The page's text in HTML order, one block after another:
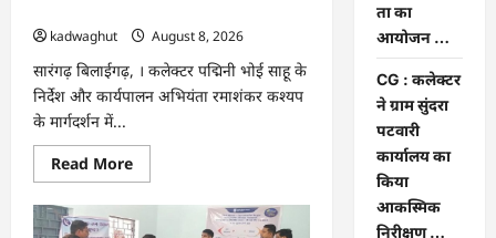
kadwaghut
August 8, 2026
सारंगढ़ बिलाईगढ़, । कलेक्टर पद्मिनी भोई साहू के
निर्देश और कार्यपालन अभियंता रमाशंकर कश्यप
के मार्गदर्शन में...
Read MoreRead
more
CG
:
ता का
आयोजन …
CG : कलेक्टर
ने ग्राम सुंदरा
पटवारी
कार्यालय का
किया
आकस्मिक
निरीक्षण …